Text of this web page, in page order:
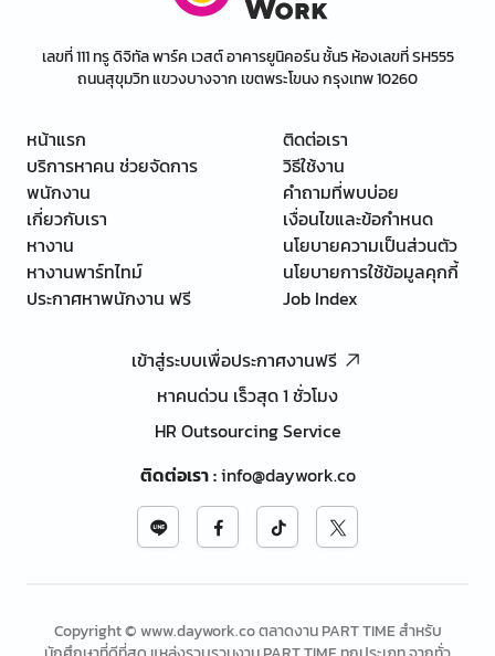
เลขที่ 111 ทรู ดิจิทัล พาร์ค เวสต์ อาคารยูนิคอร์น ชั้น5 ห้องเลขที่ SH555
ถนนสุขุมวิท แขวงบางจาก เขตพระโขนง กรุงเทพ 10260
หน้าแรก
บริการหาคน ช่วยจัดการ
พนักงาน
เกี่ยวกับเรา
หางาน
หางานพาร์ทไทม์
ประกาศหาพนักงาน ฟรี
ติดต่อเรา
วิธีใช้งาน
คำถามที่พบบ่อย
เงื่อนไขและข้อกำหนด
นโยบายความเป็นส่วนตัว
นโยบายการใช้ข้อมูลคุกกี้
Job Index
เข้าสู่ระบบเพื่อประกาศงานฟรี
หาคนด่วน เร็วสุด 1 ชั่วโมง
HR Outsourcing Service
ติดต่อเรา:info@daywork.co
Copyright © www.daywork.co ตลาดงาน PART TIME สำหรับ